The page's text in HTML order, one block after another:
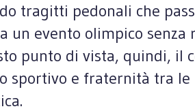
tragitti pedonali che
un evento olimpico
punto di vista, quindi, il
sportivo e fraternità tra le